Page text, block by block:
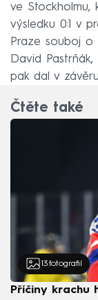
ve Stockholmu,
výsledku 0:1 v
Praze souboj o
David
pak dal v
Čtěte také
13 fotografií
Příčiny krachu